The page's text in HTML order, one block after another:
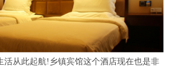
从此起航!乡镇宾馆这个酒店现在也是非